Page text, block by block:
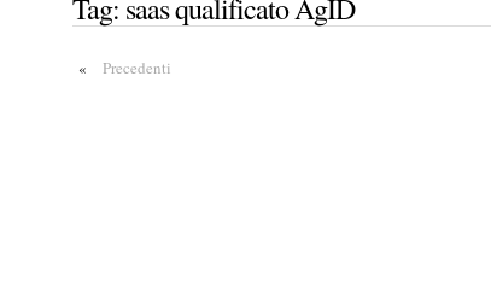
Tag: saas qualificato AgID
« Precedenti